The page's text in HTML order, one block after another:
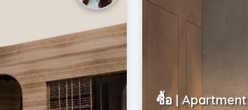
ซื้อ | Apartment